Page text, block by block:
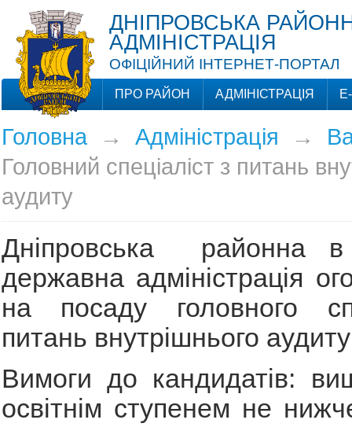
ДНІПРОВСЬКА
АДМІНІСТРАЦІЯ
ОФІЦІЙНИЙ ІНТЕРНЕТ-ПОРТАЛ
ПРО РАЙОН АДМІНІСТРАЦІЯ
Головна→ Адміністрація →
Головний спеціаліст з питань
аудиту
Дніпровська районна в
державна адміністрація
на посаду головного
питань внутрішнього
Вимоги до кандидатів:
освітнім ступенем не